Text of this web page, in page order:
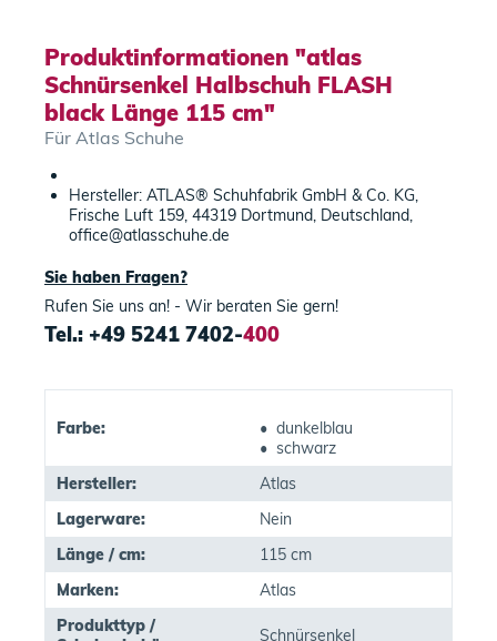
Produktinformationen "atlas
Schnürsenkel Halbschuh FLASH
black Länge 115 cm"
Für Atlas Schuhe
Hersteller: ATLAS® Schuhfabrik GmbH & Co. KG,
Frische Luft 159, 44319 Dortmund, Deutschland,
office@atlasschuhe.de
Sie haben Fragen?
Rufen Sie uns an! - Wir beraten Sie gern!
Tel.: +49 5241 7402-400
Farbe:
• dunkelblau
• schwarz
Hersteller:
Atlas
Lagerware:
Nein
Länge / cm:
115 cm
Marken:
Atlas
Produkttyp /
Schnürsenkel